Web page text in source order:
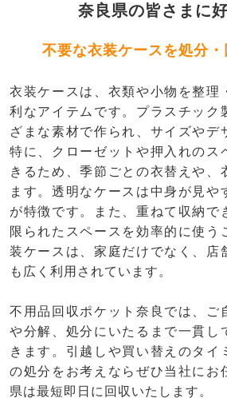
奈良県の皆さまに
不要な衣装ケースを処分・
衣装ケースは、衣類や小物を整理
利なアイテムです。プラスチック
ざまな素材で作られ、サイズやデ
特に、クローゼットや押入れのス
きるため、季節ごとの衣替えや、
ます。透明なケースは中身が見や
が特徴です。また、重ねて収納で
限られたスペースを効率的に使う
装ケースは、家庭だけでなく、店
も広く利用されています。
不用品回収ポケット奈良では、ご
や分解、処分にいたるまで一貫し
きます。引越しや買い替えのタイ
の処分をお考えならぜひ当社にお
県は最短即日に回収いたします。